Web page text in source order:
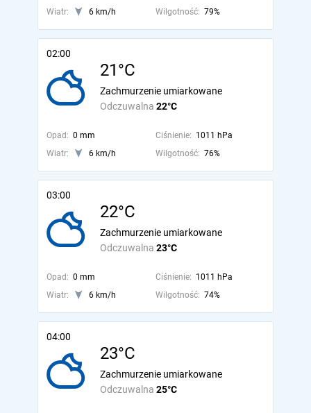
Wiatr:
6 km/h Wilgotność: 79%
02:00
21°C
Odczuwalna 22°C
Zachmurzenie umiarkowane
Opad: 0 mm Ciśnienie: 1011 hPa
Wiatr:
6 km/h Wilgotność: 76%
03:00
22°C
Odczuwalna 23°C
Zachmurzenie umiarkowane
Opad: 0 mm Ciśnienie: 1011 hPa
Wiatr:
6 km/h Wilgotność: 74%
04:00
23°C
Odczuwalna 25°C
Zachmurzenie umiarkowane